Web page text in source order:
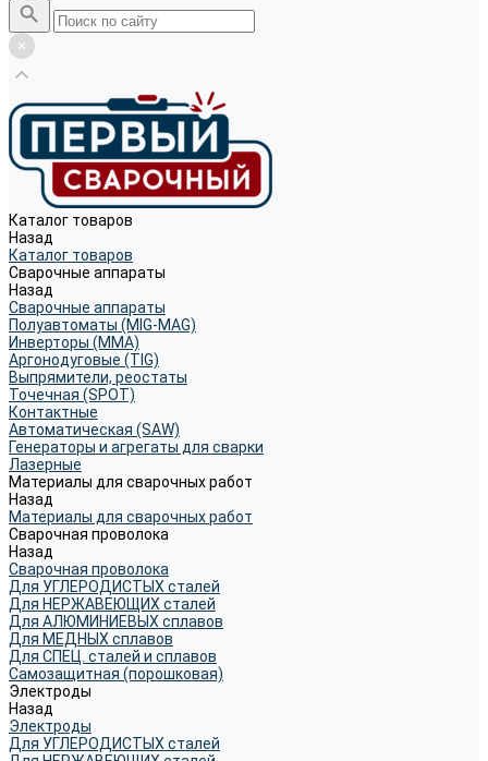
Каталог товаров
Назад
Каталог товаров
Сварочные аппараты
Назад
Сварочные аппараты
Полуавтоматы (MIG-MAG)
Инверторы (MMA)
Аргонодуговые (TIG)
Выпрямители, реостаты
Точечная (SPOT)
Контактные
Автоматическая (SAW)
Генераторы и агрегаты для сварки
Лазерные
Материалы для сварочных работ
Назад
Материалы для сварочных работ
Сварочная проволока
Назад
Сварочная проволока
Для УГЛЕРОДИСТЫХ сталей
Для НЕРЖАВЕЮЩИХ сталей
Для АЛЮМИНИЕВЫХ сплавов
Для МЕДНЫХ сплавов
Для СПЕЦ. сталей и сплавов
Самозащитная (порошковая)
Электроды
Назад
Электроды
Для УГЛЕРОДИСТЫХ сталей